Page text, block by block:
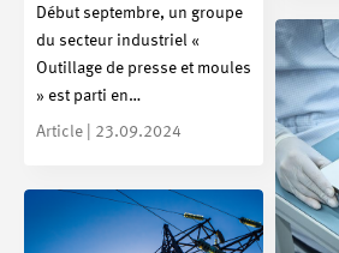
Début septembre, un groupe
du secteur industriel «
Outillage de presse et moules
» est parti en…
Article | 23.09.2024